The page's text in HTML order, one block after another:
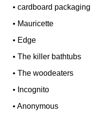
•cardboard packaging
• Mauricette
• Edge
•The killer bathtubs
•The woodeaters
• Incognito
•Anonymous